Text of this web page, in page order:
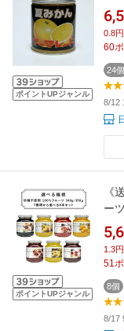
ポイントUPジャンル
0.8
60
24個
8/12
ポイントUPジャンル
《
ー
1.3
51
8個
8/17